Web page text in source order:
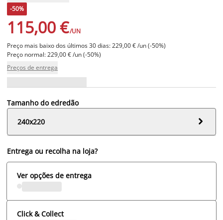
-50%
115,00 €/UN
Preço mais baixo dos últimos 30 dias: 229,00 € /un (-50%)
Preço normal: 229,00 € /un (-50%)
Preços de entrega
Tamanho do edredão
240x220

Entrega ou recolha na loja?
Ver opções de entrega
Click & Collect